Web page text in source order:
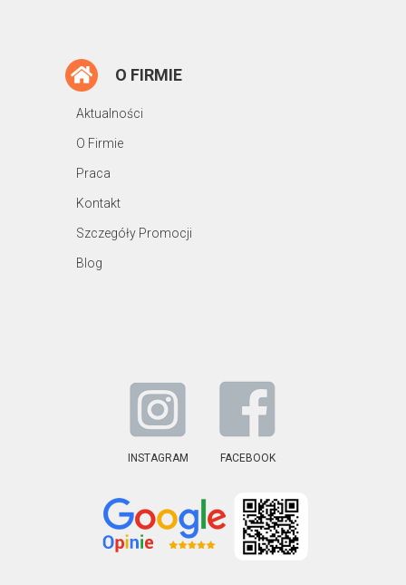
O FIRMIE
Aktualności
O Firmie
Praca
Kontakt
Szczegóły Promocji
Blog
INSTAGRAM FACEBOOK